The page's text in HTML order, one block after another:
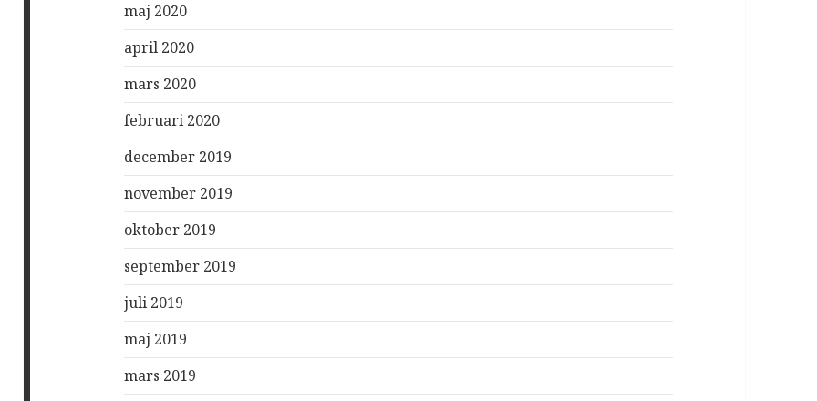
maj 2020
april 2020
mars 2020
februari 2020
december 2019
november 2019
oktober 2019
september 2019
juli 2019
maj 2019
mars 2019